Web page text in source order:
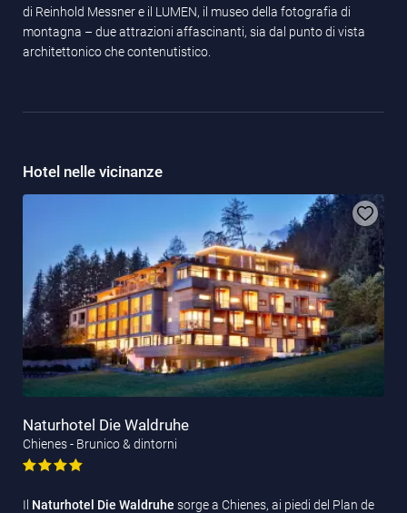
di Reinhold Messner e il LUMEN, il museo della fotografia di
montagna – due attrazioni affascinanti, sia dal punto di vista
architettonico che contenutistico.
Hotel nelle vicinanze
Naturhotel Die Waldruhe
Chienes - Brunico & dintorni
Il Naturhotel Die Waldruhe sorge a Chienes, ai piedi del Plan de